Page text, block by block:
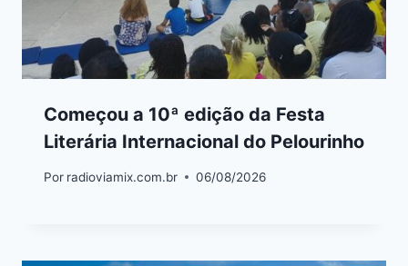
Começou a 10ª edição da Festa
Literária Internacional do Pelourinho
Por radioviamix.com.br 06/08/2026